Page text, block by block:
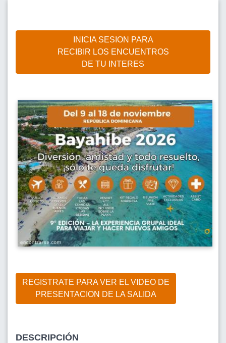
INICIA SESION PARA
RECIBIR LOS ENCUENTROS
DE TU INTERES
REGISTRATE PARA VER EL VIDEO DE
PRESENTACION DE LA SALIDA
DESCRIPCIÓN